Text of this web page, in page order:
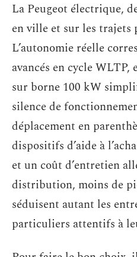
La Peugeot électrique,
en ville et sur les trajets
L’autonomie réelle
avancés en cycle
sur borne 100 kW
silence de
déplacement en
dispositifs d’aide à
et un coût d’entretien
distribution, moins de
séduisent autant les
particuliers attentifs à